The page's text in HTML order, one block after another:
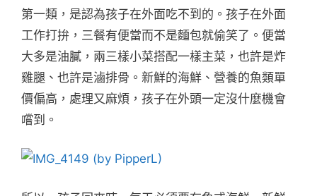
第一類，是認為孩子在外面吃不到的。孩子在外面
工作打拚，三餐有便當而不是麵包就偷笑了。便當
大多是油膩，兩三樣小菜搭配一樣主菜，也許是炸
雞腿、也許是滷排骨。新鮮的海鮮、營養的魚類單
價偏高，處理又麻煩，孩子在外頭一定沒什麼機會
嚐到。